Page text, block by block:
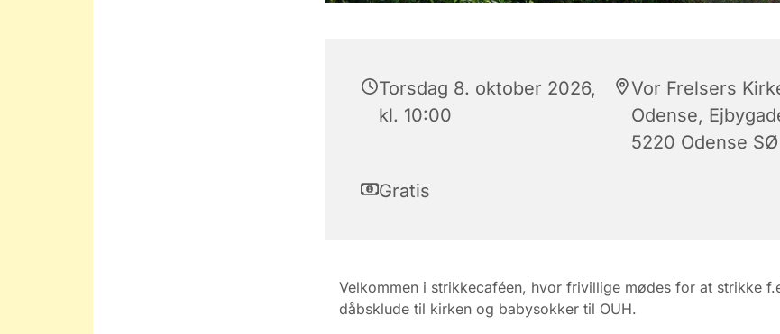
Torsdag 8. oktober 2026,
kl. 10:00
Vor Frelsers
Odense,
5220 Odense SØ
Gratis
Velkommen i strikkecaféen, hvor frivillige mødes for at strikke
dåbsklude til kirken og babysokker til OUH.